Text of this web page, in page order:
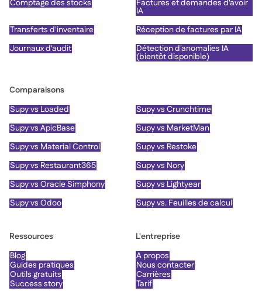
Comptage des stocks Factures et demandes d'avoir
IA
Transferts d'inventaire
Réception de factures par IA
Journaux d'audit
Détection d'anomalies IA
(bientôt disponible)
Comparaisons
Supy vs Loaded
Supy vs Crunchtime
Supy vs ApicBase
Supy vs MarketMan
Supy vs Material Control
Supy vs Restoke
Supy vs Restaurant365
Supy vs Nory
Supy vs Oracle Simphony
Supy vs Lightyear
Supy vs Odoo
Supy vs. Feuilles de calcul
Ressources
Blog
Guides pratiques
Outils gratuits
Success story
L'entreprise
À propos
Nous contacter
Carrières
Tarif